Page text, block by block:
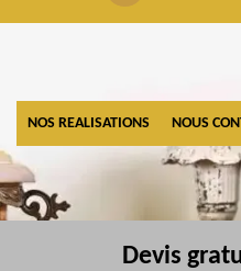
NOS REALISATIONS NOUS
Devis